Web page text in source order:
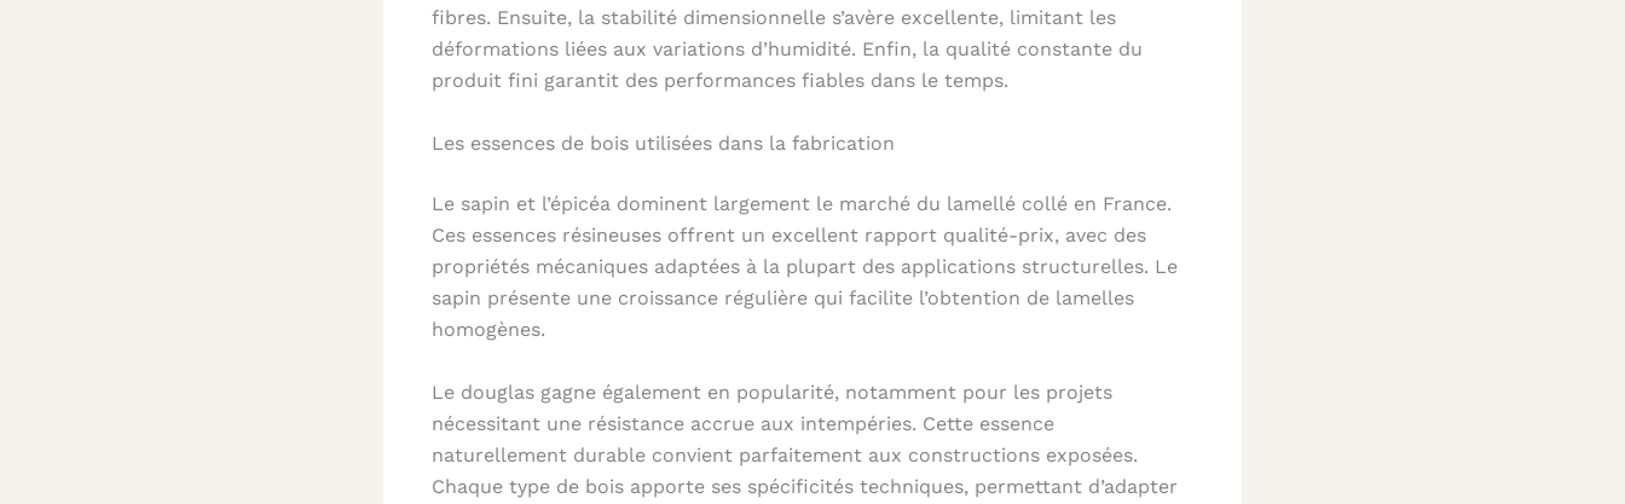
fibres. Ensuite, la stabilité dimensionnelle s’avère excellente, limitant les
déformations liées aux variations d’humidité. Enfin, la qualité constante du
produit fini garantit des performances fiables dans le temps.
Les essences de bois utilisées dans la fabrication
Le sapin et l’épicéa dominent largement le marché du lamellé collé en France.
Ces essences résineuses offrent un excellent rapport qualité-prix, avec des
propriétés mécaniques adaptées à la plupart des applications structurelles. Le
sapin présente une croissance régulière qui facilite l’obtention de lamelles
homogènes.
Le douglas gagne également en popularité, notamment pour les projets
nécessitant une résistance accrue aux intempéries. Cette essence
naturellement durable convient parfaitement aux constructions exposées.
Chaque type de bois apporte ses spécificités techniques, permettant d’adapter